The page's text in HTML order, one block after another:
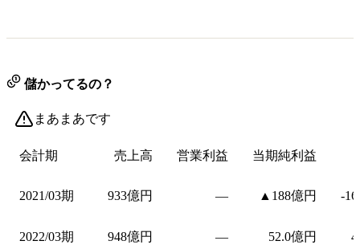
儲かってるの？
まあまあです
会計期 売上高 営業利益 当期純利益
2021/03期 933億円 — ▲188億円 -
2022/03期 948億円 — 52.0億円